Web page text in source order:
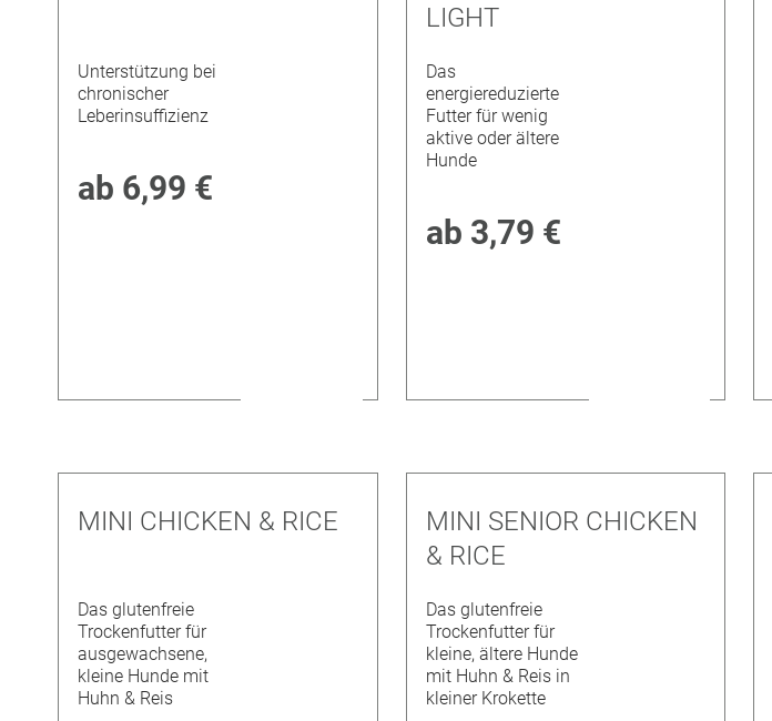
Unterstützung bei
chronischer
Leberinsuffizienz
ab 6,99 €
LIGHT
Das
energiereduzierte
Futter für wenig
aktive oder ältere
Hunde
ab 3,79 €
MINI CHICKEN & RICE
Das glutenfreie
Trockenfutter für
ausgewachsene,
kleine Hunde mit
Huhn & Reis
MINI SENIOR CHICKEN
& RICE
Das glutenfreie
Trockenfutter für
kleine, ältere Hunde
mit Huhn & Reis in
kleiner Krokette